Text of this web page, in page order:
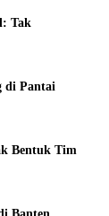
Tak
di Pantai
Bentuk Tim